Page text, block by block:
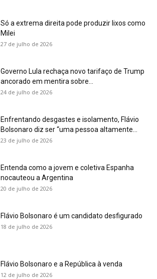
Só a extrema direita pode produzir lixos como
Milei
27 de julho de 2026
Governo Lula rechaça novo tarifaço de Trump
ancorado em mentira sobre...
24 de julho de 2026
Enfrentando desgastes e isolamento, Flávio
Bolsonaro diz ser “uma pessoa altamente...
23 de julho de 2026
Entenda como a jovem e coletiva Espanha
nocauteou a Argentina
20 de julho de 2026
Flávio Bolsonaro é um candidato desfigurado
18 de julho de 2026
Flávio Bolsonaro e a República à venda
12 de julho de 2026